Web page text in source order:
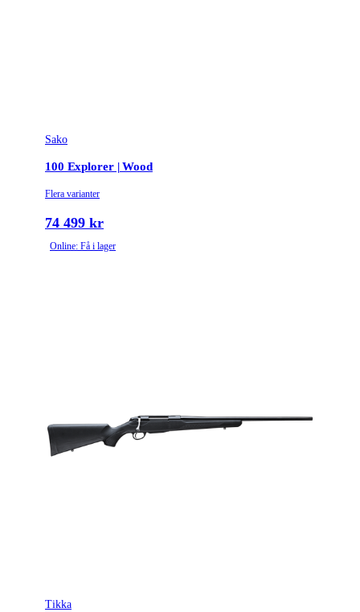
Sako
100 Explorer | Wood
Flera varianter
74 499 kr
Online: Få i lager
Tikka